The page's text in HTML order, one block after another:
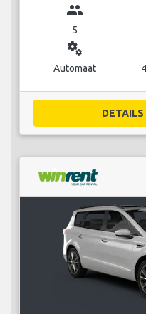
group
5
miscellaneous_services
Automaat
DETAILS